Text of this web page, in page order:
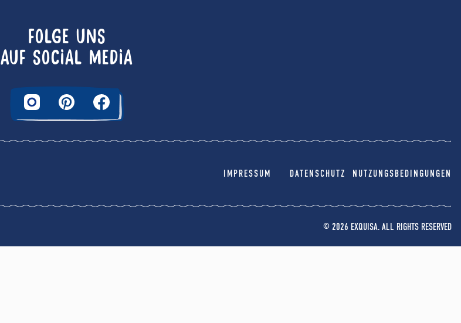
FOLGE UNS
AUF SOCIAL MEDIA
IMPRESSUM DATENSCHUTZ NUTZUNGSBEDINGUNGEN
© 2026 EXQUISA. ALL RIGHTS RESERVED